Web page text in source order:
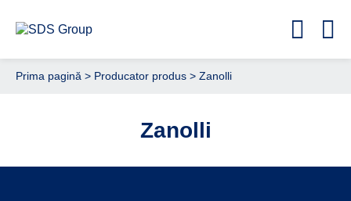
Prima pagină > Producator produs > Zanolli
Zanolli